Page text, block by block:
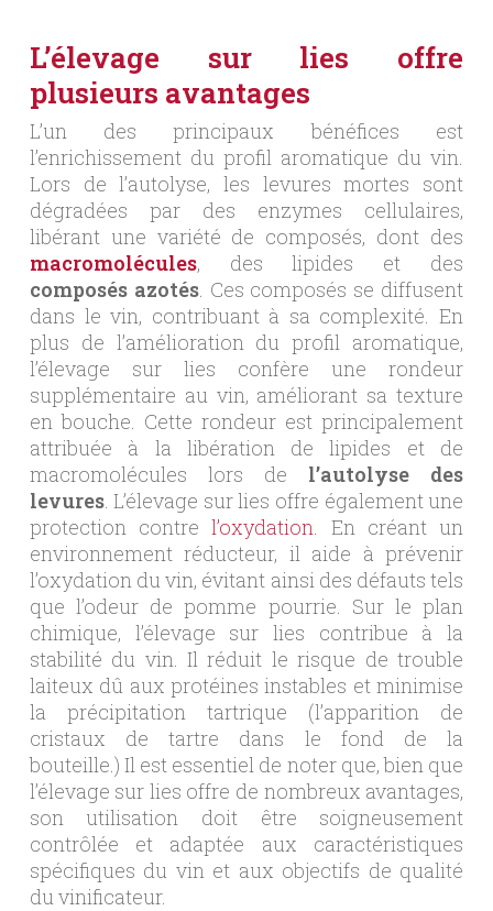
L’élevage sur lies offre
plusieurs avantages
L’un des principaux bénéfices est
l’enrichissement du profil aromatique du vin.
Lors de l’autolyse, les levures mortes sont
dégradées par des enzymes cellulaires,
libérant une variété de composés, dont des
macromolécules, des lipides et des
composés azotés. Ces composés se diffusent
dans le vin, contribuant à sa complexité. En
plus de l’amélioration du profil aromatique,
l’élevage sur lies confère une rondeur
supplémentaire au vin, améliorant sa texture
en bouche. Cette rondeur est principalement
attribuée à la libération de lipides et de
macromolécules lors de l’autolyse des
levures. L’élevage sur lies offre également une
protection contrel’oxydation. En créant un
environnement réducteur, il aide à prévenir
l’oxydation du vin, évitant ainsi des défauts tels
que l’odeur de pomme pourrie. Sur le plan
chimique, l’élevage sur lies contribue à la
stabilité du vin. Il réduit le risque de trouble
laiteux dû aux protéines instables et minimise
la précipitation tartrique (l’apparition de
cristaux de tartre dans le fond de la
bouteille.) Il est essentiel de noter que, bien que
l’élevage sur lies offre de nombreux avantages,
son utilisation doit être soigneusement
contrôlée et adaptée aux caractéristiques
spécifiques du vin et aux objectifs de qualité
du vinificateur.